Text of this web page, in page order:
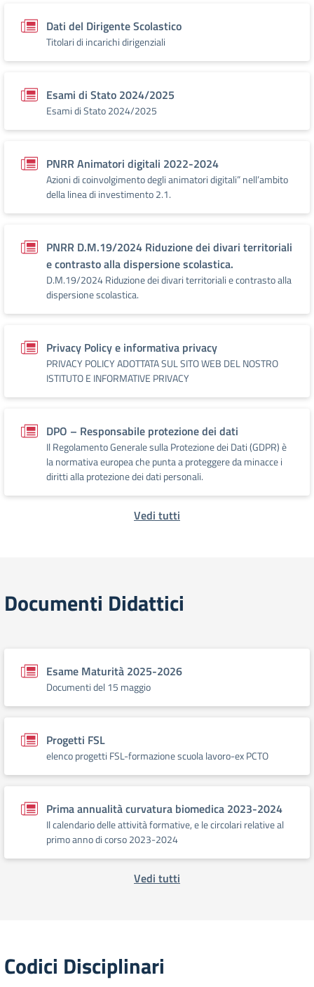
Dati del Dirigente Scolastico
Titolari di incarichi dirigenziali
Esami di Stato 2024/2025
Esami di Stato 2024/2025
PNRR Animatori digitali 2022-2024
Azioni di coinvolgimento degli animatori digitali” nell’ambito
della linea di investimento 2.1.
PNRR D.M.19/2024 Riduzione dei divari territoriali
e contrasto alla dispersione scolastica.
D.M.19/2024 Riduzione dei divari territoriali e contrasto alla
dispersione scolastica.
Privacy Policy e informativa privacy
PRIVACY POLICY ADOTTATA SUL SITO WEB DEL NOSTRO
ISTITUTO E INFORMATIVE PRIVACY
DPO – Responsabile protezione dei dati
Il Regolamento Generale sulla Protezione dei Dati (GDPR) è
la normativa europea che punta a proteggere da minacce i
diritti alla protezione dei dati personali.
Vedi tutti
Documenti Didattici
Esame Maturità 2025-2026
Documenti del 15 maggio
Progetti FSL
elenco progetti FSL-formazione scuola lavoro-ex PCTO
Prima annualità curvatura biomedica 2023-2024
Il calendario delle attività formative, e le circolari relative al
primo anno di corso 2023-2024
Vedi tutti
Codici Disciplinari